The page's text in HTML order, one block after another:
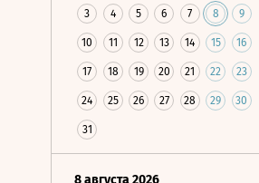
3 4 5 6 7 8 9
10 11 12 13 14 15 16
17 18 19 20 21 22 23
24 25 26 27 28 29 30
31
8 августа 2026